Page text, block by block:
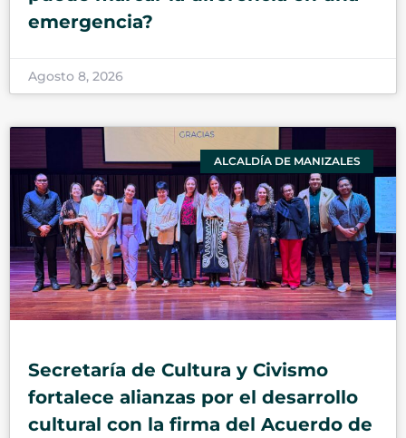
emergencia?
Agosto 8, 2026
ALCALDÍA DE MANIZALES
Secretaría de Cultura y Civismo
fortalece alianzas por el desarrollo
cultural con la firma del Acuerdo de